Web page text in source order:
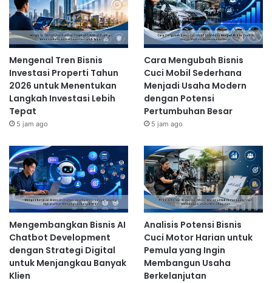
Mengenal Tren Bisnis
Investasi Properti Tahun
2026 untuk Menentukan
Langkah Investasi Lebih
Tepat
5 jam ago
Cara Mengubah Bisnis
Cuci Mobil Sederhana
Menjadi Usaha Modern
dengan Potensi
Pertumbuhan Besar
5 jam ago
Mengembangkan Bisnis AI
Chatbot Development
dengan Strategi Digital
untuk Menjangkau Banyak
Klien
Analisis Potensi Bisnis
Cuci Motor Harian untuk
Pemula yang Ingin
Membangun Usaha
Berkelanjutan